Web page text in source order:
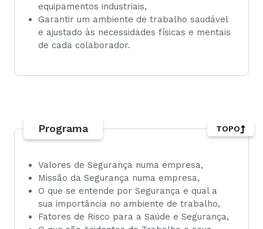
equipamentos industriais,
Garantir um ambiente de trabalho saudável
e ajustado às necessidades físicas e mentais
de cada colaborador.
Programa
Valores de Segurança numa empresa,
Missão da Segurança numa empresa,
O que se entende por Segurança e qual a
sua importância no ambiente de trabalho,
Fatores de Risco para a Saúde e Segurança,
TOPO